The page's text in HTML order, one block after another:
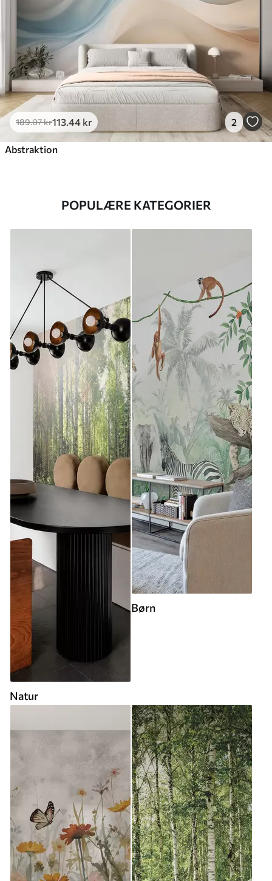
189.07kr113 .44 kr 2
Abstraktion
POPULÆRE KATEGORIER
Natur
Børn